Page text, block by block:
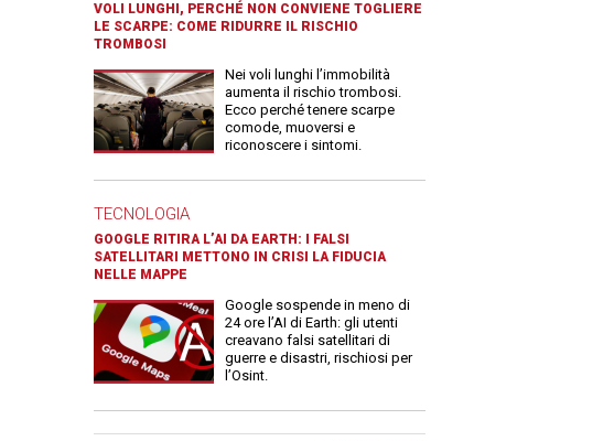
VOLI LUNGHI, PERCHÉ NON CONVIENE TOGLIERE
LE SCARPE: COME RIDURRE IL RISCHIO
TROMBOSI
Nei voli lunghi l’immobilità
aumenta il rischio trombosi.
Ecco perché tenere scarpe
comode, muoversi e
riconoscere i sintomi.
TECNOLOGIA
GOOGLE RITIRA L’AI DA EARTH: I FALSI
SATELLITARI METTONO IN CRISI LA FIDUCIA
NELLE MAPPE
Google sospende in meno di
24 ore l’AI di Earth: gli utenti
creavano falsi satellitari di
guerre e disastri, rischiosi per
l’Osint.